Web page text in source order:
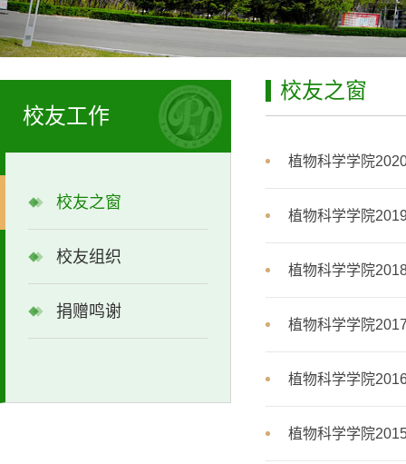
校友工作
校友之窗
校友组织
捐赠鸣谢
校友之窗
植物科学学院
植物科学学院
植物科学学院
植物科学学院
植物科学学院
植物科学学院